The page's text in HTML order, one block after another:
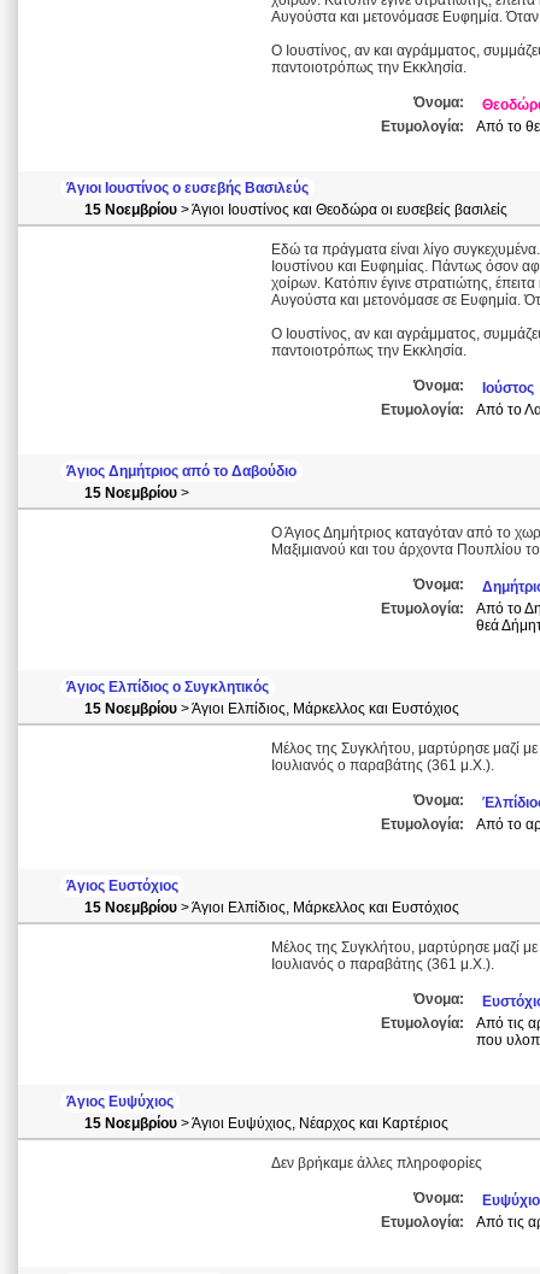
Αυγούστα και μετονόμασε Ευφημία.
Ο Ιουστίνος, αν και αγράμματος,
παντοιοτρόπως την Εκκλησία.
Όνομα:
Ετυμολογία:
Από το
Άγιοι Ιουστίνος ο ευσεβής Βασιλεύς
15 Νοεμβρίου > Άγιοι Ιουστίνος και Θεοδώρα οι ευσεβείς βασιλείς
Εδώ τα πράγματα είναι λίγο
Ιουστίνου και Ευφημίας. Πάντως όσον
χοίρων. Κατόπιν έγινε στρατιώτης,
Αυγούστα και μετονόμασε σε Ευφημία.
Ο Ιουστίνος, αν και αγράμματος,
παντοιοτρόπως την Εκκλησία.
Όνομα:
Ιούστος
Ετυμολογία:
Aπό το
Άγιος Δημήτριος από το Δαβούδιο
15 Νοεμβρίου >
Ο Άγιος Δημήτριος καταγόταν από το
Μαξιμιανού και του άρχοντα Πουπλίου
Όνομα:
Ετυμολογία:
Από το
θεά
Άγιος Ελπίδιος ο Συγκλητικός
15 Νοεμβρίου > Άγιοι Ελπίδιος, Μάρκελλος και Ευστόχιος
Μέλος της Συγκλήτου, μαρτύρησε μαζί
Ιουλιανός ο παραβάτης (361 μ.Χ.).
Όνομα:
Ετυμολογία:
Από το
Άγιος Ευστόχιος
15 Νοεμβρίου > Άγιοι Ελπίδιος, Μάρκελλος και Ευστόχιος
Μέλος της Συγκλήτου, μαρτύρησε μαζί
Ιουλιανός ο παραβάτης (361 μ.Χ.).
Όνομα:
Ετυμολογία:
Από τις
που
Άγιος Ευψύχιος
15 Νοεμβρίου > Άγιοι Ευψύχιος, Νέαρχος και Καρτέριος
Δεν βρήκαμε άλλες πληροφορίες
Όνομα:
Ετυμολογία:
Από τις